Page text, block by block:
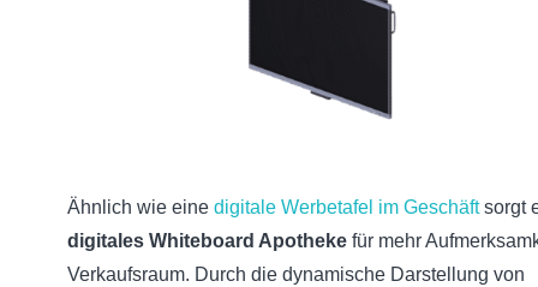
Ähnlich wie eine digitale Werbetafel im Geschäftsorgt
digitales Whiteboard Apotheke für mehr
Verkaufsraum. Durch die dynamische Darstellung von